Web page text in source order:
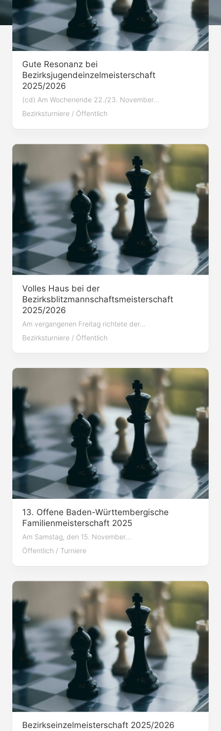
Gute Resonanz bei
Bezirksjugendeinzelmeisterschaft
2025/2026
(cd) Am Wochenende 22./23. November...
Bezirksturniere / Öffentlich
Volles Haus bei der
Bezirksblitzmannschaftsmeisterschaft
2025/2026
Am vergangenen Freitag richtete der...
Bezirksturniere / Öffentlich
13. Offene Baden-Württembergische
Familienmeisterschaft 2025
Am Samstag, den 15. November...
Öffentlich / Turniere
Bezirkseinzelmeisterschaft 2025/2026